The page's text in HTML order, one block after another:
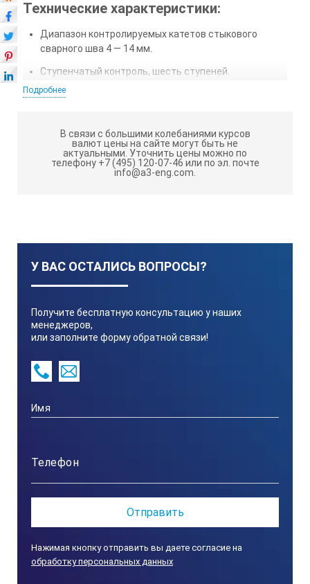
Технические характеристики:
Диапазон контролируемых катетов стыкового
сварного шва 4 — 14 мм.
Ступенчатый контроль, шесть ступеней.
Точность изготовления ± 0,3 мм.
условных циклов замеров.
Шаблон изготовлен из нержавеющей стали.
Подробнее
В связи с большими колебаниями курсов
валют цены на сайте могут быть не
актуальными. Уточнить цены можно по
телефону +7 (495) 120-07-46 или по эл. почте
info@a3-eng.com.
У ВАС ОСТАЛИСЬ ВОПРОСЫ?
Получите бесплатную консультацию у наших
менеджеров,
или заполните форму обратной связи!
Нажимая кнопку отправить вы даете согласие на
обработку персональных данных